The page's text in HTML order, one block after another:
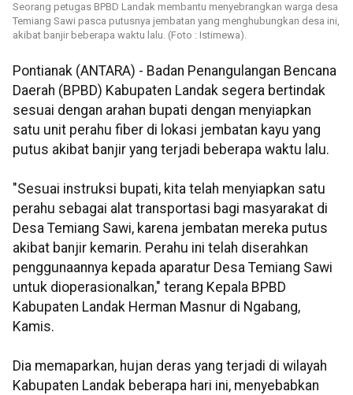
Seorang petugas BPBD Landak membantu menyebrangkan warga desa
Temiang Sawi pasca putusnya jembatan yang menghubungkan desa ini,
akibat banjir beberapa waktu lalu. (Foto : Istimewa).
Pontianak (ANTARA) - Badan Penangulangan Bencana
Daerah (BPBD) Kabupaten Landak segera bertindak
sesuai dengan arahan bupati dengan menyiapkan
satu unit perahu fiber di lokasi jembatan kayu yang
putus akibat banjir yang terjadi beberapa waktu lalu.
"Sesuai instruksi bupati, kita telah menyiapkan satu
perahu sebagai alat transportasi bagi masyarakat di
Desa Temiang Sawi, karena jembatan mereka putus
akibat banjir kemarin. Perahu ini telah diserahkan
penggunaannya kepada aparatur Desa Temiang Sawi
untuk dioperasionalkan," terang Kepala BPBD
Kabupaten Landak Herman Masnur di Ngabang,
Kamis.
Dia memaparkan, hujan deras yang terjadi di wilayah
Kabupaten Landak beberapa hari ini, menyebabkan